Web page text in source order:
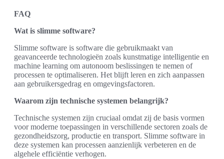
FAQ
Wat is slimme software?
Slimme software is software die gebruikmaakt van
geavanceerde technologieën zoals kunstmatige intelligentie en
machine learning om autonoom beslissingen te nemen of
processen te optimaliseren. Het blijft leren en zich aanpassen
aan gebruikersgedrag en omgevingsfactoren.
Waarom zijn technische systemen belangrijk?
Technische systemen zijn cruciaal omdat zij de basis vormen
voor moderne toepassingen in verschillende sectoren zoals de
gezondheidszorg, productie en transport. Slimme software in
deze systemen kan processen aanzienlijk verbeteren en de
algehele efficiëntie verhogen.